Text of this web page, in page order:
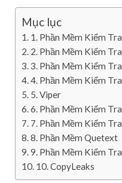
Mục lục
1. Phần Mềm Kiểm
2. Phần Mềm Kiểm
3. Phần Mềm Kiểm
4. Phần Mềm Kiểm
5. Viper
6. Phần Mềm Kiểm
7. Phần Mềm Kiểm
8. Phần Mềm Quetext
9. Phần Mềm Kiểm
10. CopyLeaks